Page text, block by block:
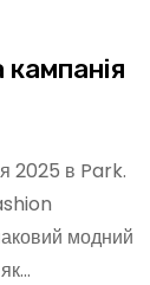
кампанія
2025 в Park.
модний